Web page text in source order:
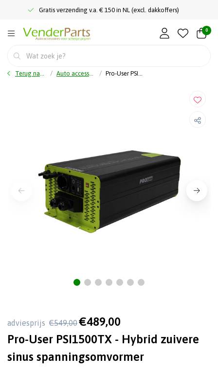
Gratis verzending v.a. € 150 in NL (excl. dakkoffers)
0
Terug naar home Auto accessoires Pro-User PSI1500TX - Hybrid zuivere sinus spanningsomvormer
adviesprijs €549,00 €489,00
Pro-User PSI1500TX - Hybrid zuivere
sinus spanningsomvormer